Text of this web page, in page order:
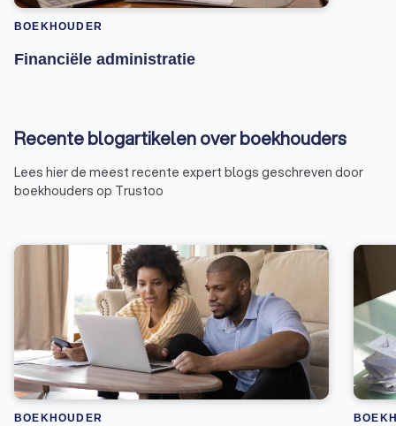
BOEKHOUDER
Financiële administratie
Recente blogartikelen over boekhouders
Lees hier de meest recente expert blogs geschreven door
boekhouders op Trustoo
BOEKHOUDER